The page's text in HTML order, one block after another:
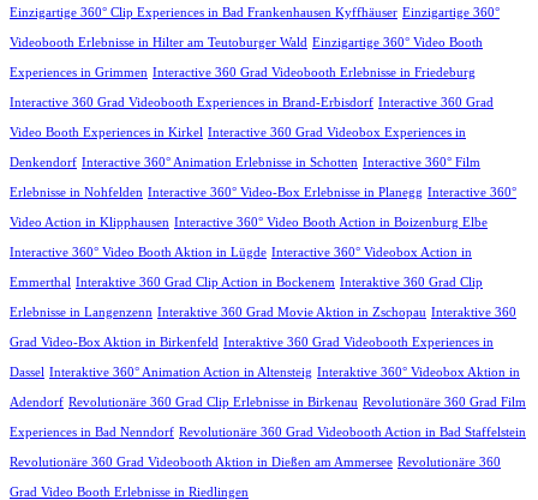
Einzigartige 360° Clip Experiences in Bad Frankenhausen Kyffhäuser Einzigartige 360°
Videobooth Erlebnisse in Hilter am Teutoburger Wald Einzigartige 360° Video Booth
Experiences in Grimmen Interactive 360 Grad Videobooth Erlebnisse in Friedeburg
Interactive 360 Grad Videobooth Experiences in Brand-Erbisdorf Interactive 360 Grad
Video Booth Experiences in Kirkel Interactive 360 Grad Videobox Experiences in
Denkendorf Interactive 360° Animation Erlebnisse in Schotten Interactive 360° Film
Erlebnisse in Nohfelden Interactive 360° Video-Box Erlebnisse in Planegg Interactive 360°
Video Action in Klipphausen Interactive 360° Video Booth Action in Boizenburg Elbe
Interactive 360° Video Booth Aktion in Lügde Interactive 360° Videobox Action in
Emmerthal Interaktive 360 Grad Clip Action in Bockenem Interaktive 360 Grad Clip
Erlebnisse in Langenzenn Interaktive 360 Grad Movie Aktion in Zschopau Interaktive 360
Grad Video-Box Aktion in Birkenfeld Interaktive 360 Grad Videobooth Experiences in
Dassel Interaktive 360° Animation Action in Altensteig Interaktive 360° Videobox Aktion in
Adendorf Revolutionäre 360 Grad Clip Erlebnisse in Birkenau Revolutionäre 360 Grad Film
Experiences in Bad Nenndorf Revolutionäre 360 Grad Videobooth Action in Bad Staffelstein
Revolutionäre 360 Grad Videobooth Aktion in Dießen am Ammersee Revolutionäre 360
Grad Video Booth Erlebnisse in Riedlingen